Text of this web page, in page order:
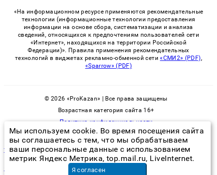
«На информационном ресурсе применяются рекомендательные
технологии (информационные технологии предоставления
информации на основе сбора, систематизации и анализа
сведений, относящихся к предпочтениям пользователей сети
«Интернет», находящихся на территории Российской
Федерации)». Правила применения рекомендательных
технологий в виджетах рекламно-обменной сети«СМИ2» (PDF),
«Sparrow» (PDF)
© 2026 «ProKazan» | Все права защищены
Возрастная категория сайта 16+
Политика конфиденциальности
травить тараканов туманом
кератиновая завивка волосв Красноярске
Мы используем cookie. Во время посещения сайта
вы соглашаетесь с тем, что мы обрабатываем
ваши персональные данные с использованием
метрик Яндекс Метрика, top.mail.ru, LiveInternet.
Я согласен